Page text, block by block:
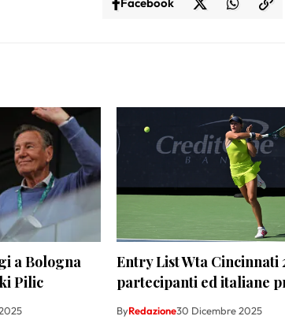
a Bologna
Pilic
Entry List Wta Cincinnati
partecipanti ed italiane
ByRedazione30 Dicembre 2025